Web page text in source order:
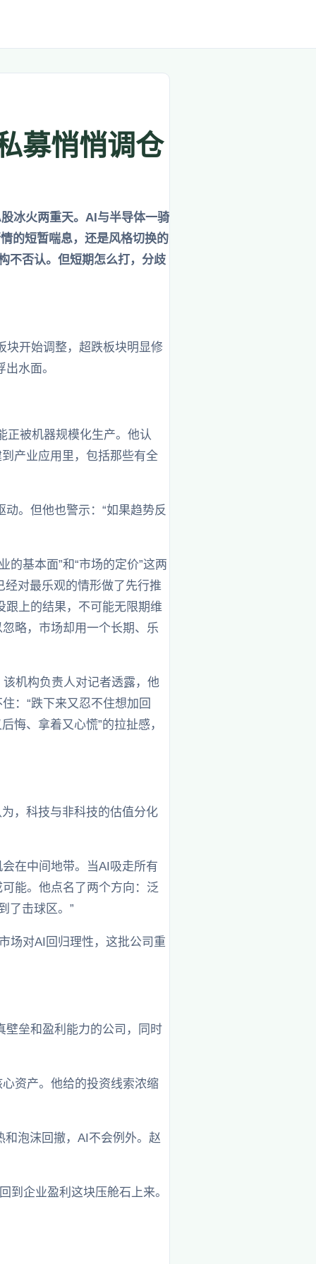
募悄悄调仓
冰火两重天。AI与半导体一骑
的短暂喘息，还是风格切换的
不否认。但短期怎么打，分歧
块开始调整，超跌板块明显修
水面。
正被机器规模化生产。他认
产业应用里，包括那些有全
。但他也警示：“如果趋势反
基本面”和“市场的定价”这两
对最乐观的情形做了先行推
跟上的结果，不可能无限期维
略，市场却用一个长期、乐
机构负责人对记者透露，他
：“跌下来又忍不住想加回
悔、拿着又心慌”的拉扯感，
，科技与非科技的估值分化
在中间地带。当AI吸走所有
能。他点名了两个方向：泛
了击球区。”
场对AI回归理性，这批公司重
壁垒和盈利能力的公司，同时
资产。他给的投资线索浓缩
泡沫回撤，AI不会例外。赵
到企业盈利这块压舱石上来。